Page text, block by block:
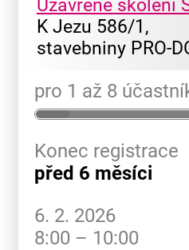
Uzavřené školení
K Jezu 586/1,
stavebniny PRO-
pro 1 až 8
Konec registrace
před 6 měsíci
6. 2. 2026
8:00 – 10:00